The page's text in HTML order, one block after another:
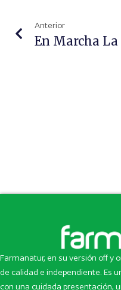
Anterior
Farmanatur, en su versión off y
de calidad e independiente. Es
con una cuidada presentación,